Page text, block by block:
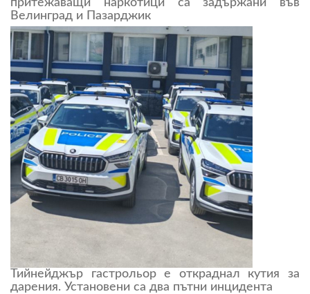
притежаващи наркотици са задържани във
Велинград и Пазарджик
Тийнейджър гастрольор е откраднал кутия за
дарения. Установени са два пътни инцидента